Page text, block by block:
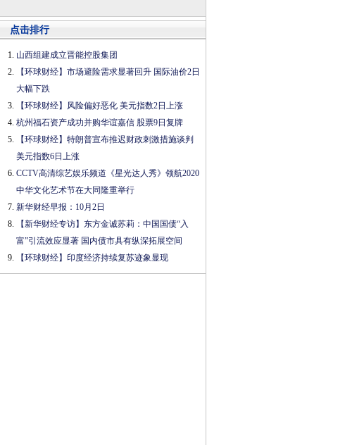
点击排行
山西组建成立晋能控股集团
【环球财经】市场避险需求显著回升 国际油价2日
大幅下跌
【环球财经】风险偏好恶化 美元指数2日上涨
杭州福石资产成功并购华谊嘉信 股票9日复牌
【环球财经】特朗普宣布推迟财政刺激措施谈判
美元指数6日上涨
CCTV高清综艺娱乐频道《星光达人秀》领航2020
中华文化艺术节在大同隆重举行
新华财经早报：10月2日
【新华财经专访】东方金诚苏莉：中国国债“入
富”引流效应显著 国内债市具有纵深拓展空间
【环球财经】印度经济持续复苏迹象显现